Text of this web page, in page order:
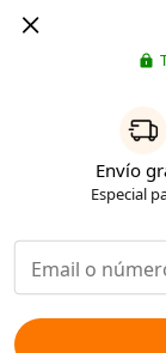
Envío
Especial